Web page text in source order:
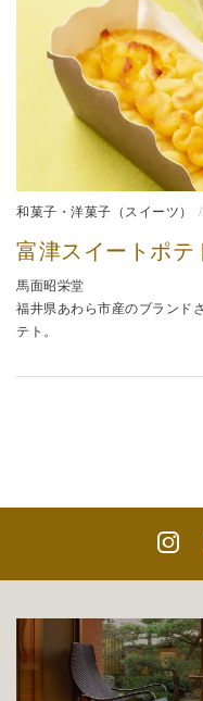
和菓子・洋菓子（スイーツ）
富津スイートポテ
馬面昭栄堂
福井県あわら市産のブランド
テト。